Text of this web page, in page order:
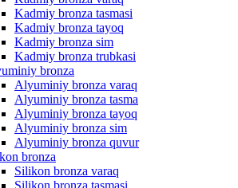
Kadmiy bronza tasmasi
Kadmiy bronza tayoq
Kadmiy bronza sim
Kadmiy bronza trubkasi
bronza
Alyuminiy bronza varaq
Alyuminiy bronza tasma
Alyuminiy bronza tayoq
Alyuminiy bronza sim
Alyuminiy bronza quvur
bronza
Silikon bronza varaq
Silikon bronza tasmasi